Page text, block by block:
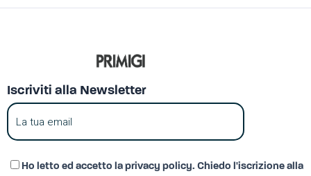
Iscriviti alla Newsletter
Ho letto ed accetto la privacy policy. Chiedo l'iscrizione alla